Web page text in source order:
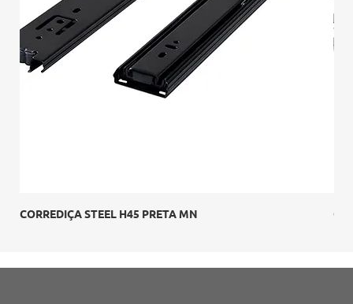
CORREDIÇA STEEL H45 PRETA MN